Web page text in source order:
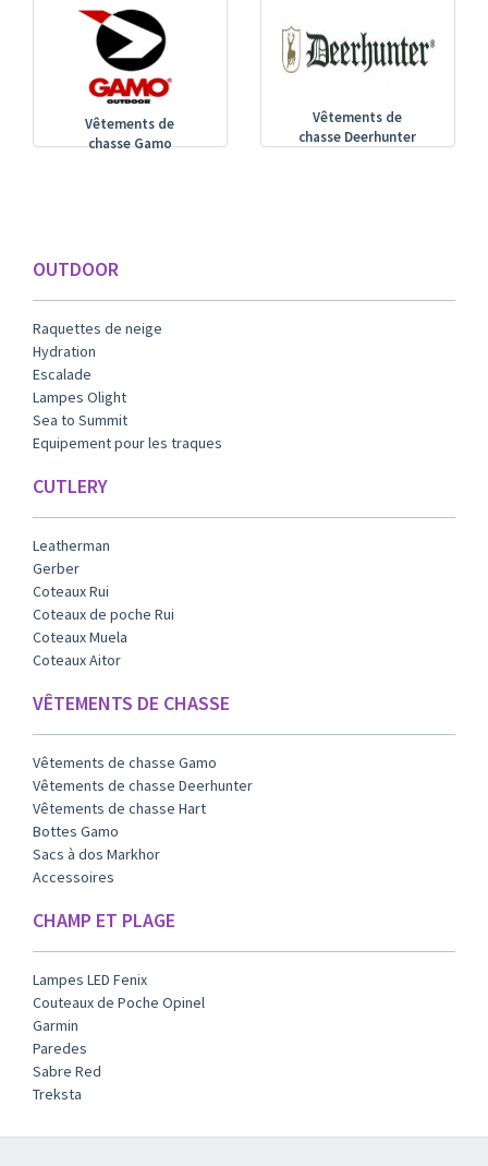
Vêtements de
chasse Gamo
Vêtements de
chasse Deerhunter
OUTDOOR
Raquettes de neige
Hydration
Escalade
Lampes Olight
Sea to Summit
Equipement pour les traques
CUTLERY
Leatherman
Gerber
Coteaux Rui
Coteaux de poche Rui
Coteaux Muela
Coteaux Aitor
VÊTEMENTS DE CHASSE
Vêtements de chasse Gamo
Vêtements de chasse Deerhunter
Vêtements de chasse Hart
Bottes Gamo
Sacs à dos Markhor
Accessoires
CHAMP ET PLAGE
Lampes LED Fenix
Couteaux de Poche Opinel
Garmin
Paredes
Sabre Red
Treksta